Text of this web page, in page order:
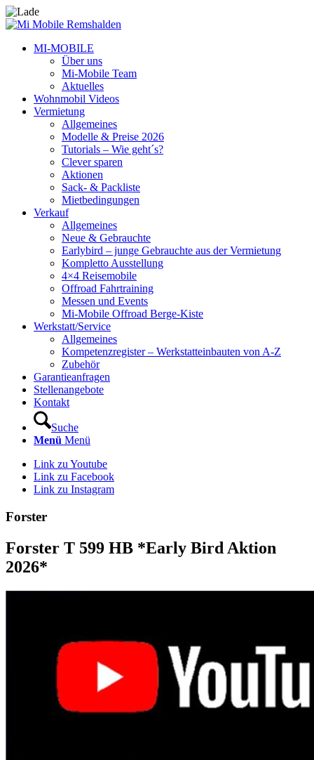
MI-MOBILE
Über uns
Mi-Mobile Team
Aktuelles
Wohnmobil Videos
Vermietung
Allgemeines
Modelle & Preise 2026
Tutorials – Wie geht´s?
Clever sparen
Aktionen
Sack- & Packliste
Mietbedingungen
Verkauf
Allgemeines
Neue & Gebrauchte
Earlybird – junge Gebrauchte aus der Vermietung
Kompletto Ausstellung
4×4 Reisemobile
Offroad Fahrtraining
Messen und Events
Mi-Mobile Offroad Berge-Kiste
Werkstatt/Service
Allgemeines
Kompetenzregister – Werkstatteinbauten von A-Z
Zubehör
Garantieanfragen
Stellenangebote
Kontakt
Suche
Menü Menü
Link zu Youtube
Link zu Facebook
Link zu Instagram
Forster
Forster T 599 HB *Early Bird Aktion
2026*